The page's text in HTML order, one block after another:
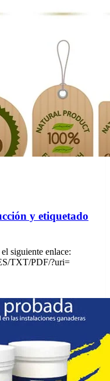
y etiquetado
siguiente enlace:
TXT/PDF/?uri=